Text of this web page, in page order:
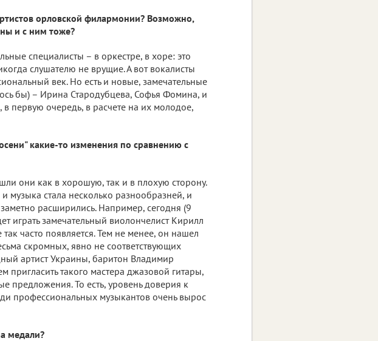
орловской филармонии? Возможно,
и с ним тоже?
специалисты – в оркестре, в хоре: это
слушателю не врущие. А вот вокалисты
век. Но есть и новые, замечательные
бы) – Ирина Стародубцева, Софья Фомина, и
первую очередь, в расчете на их молодое,
какие-то изменения по сравнению с
они как в хорошую, так и в плохую сторону.
музыка стала несколько разнообразней, и
расширились. Например, сегодня (9
играть замечательный виолончелист Кирилл
часто появляется. Тем не менее, он нашел
скромных, явно не соответствующих
артист Украины, баритон Владимир
пригласить такого мастера джазовой гитары,
предложения. То есть, уровень доверия к
профессиональных музыкантов очень вырос
медали?